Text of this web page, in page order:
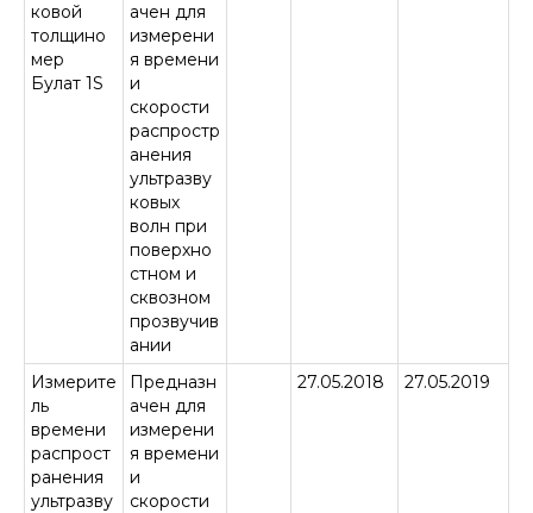
ковой
толщино
мер
Булат 1S
ачен для
измерени
я времени
и
скорости
распростр
анения
ультразву
ковых
волн при
поверхно
стном и
сквозном
прозвучив
ании
Измерите
ль
времени
распрост
ранения
ультразву
Предназн
ачен для
измерени
я времени
и
скорости
27.05.2018 27.05.2019